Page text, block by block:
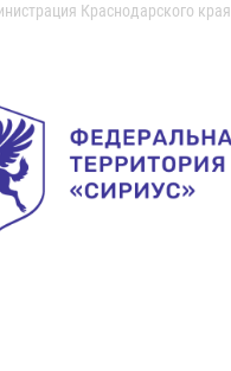
Краснодарского края